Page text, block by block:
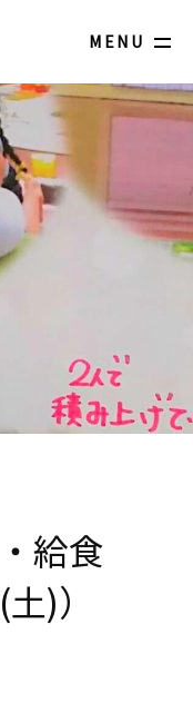
MENU
給食
)）